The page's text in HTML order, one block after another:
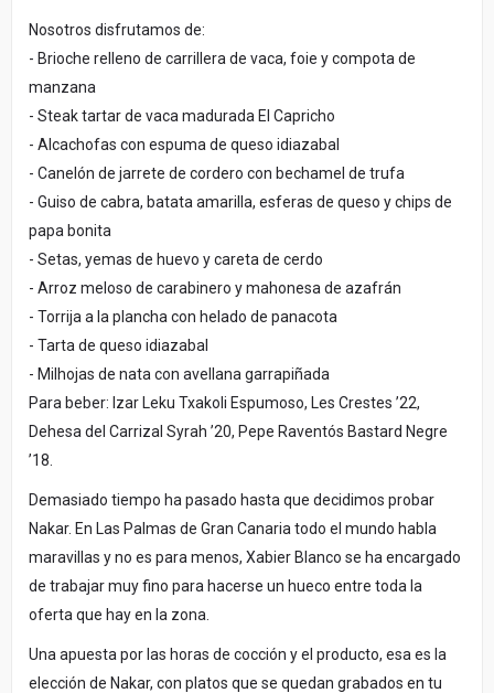
Nosotros disfrutamos de:
- Brioche relleno de carrillera de vaca, foie y compota de
manzana
- Steak tartar de vaca madurada El Capricho
- Alcachofas con espuma de queso idiazabal
- Canelón de jarrete de cordero con bechamel de trufa
- Guiso de cabra, batata amarilla, esferas de queso y chips de
papa bonita
- Setas, yemas de huevo y careta de cerdo
- Arroz meloso de carabinero y mahonesa de azafrán
- Torrija a la plancha con helado de panacota
- Tarta de queso idiazabal
- Milhojas de nata con avellana garrapiñada
Para beber: Izar Leku Txakoli Espumoso, Les Crestes ’22,
Dehesa del Carrizal Syrah ’20, Pepe Raventós Bastard Negre
’18.
Demasiado tiempo ha pasado hasta que decidimos probar
Nakar. En Las Palmas de Gran Canaria todo el mundo habla
maravillas y no es para menos, Xabier Blanco se ha encargado
de trabajar muy fino para hacerse un hueco entre toda la
oferta que hay en la zona.
Una apuesta por las horas de cocción y el producto, esa es la
elección de Nakar, con platos que se quedan grabados en tu